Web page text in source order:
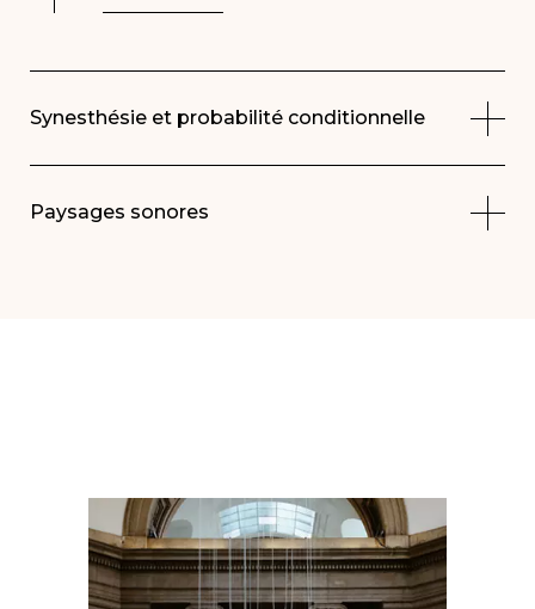
Synesthésie et probabilité conditionnelle
Paysages sonores